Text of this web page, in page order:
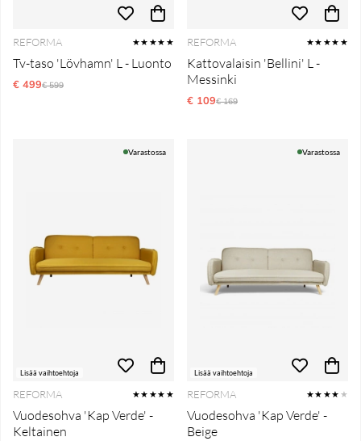
REFORMA ★★★★★
Tv-taso 'Lövhamn' L - Luonto
€ 499Normaali hinta
€ 599
REFORMA ★★★★★
Kattovalaisin 'Bellini' L -
Messinki
€ 109Normaali hinta
€ 169
Lisää vaihtoehtoja
Varastossa
REFORMA ★★★★★
Vuodesohva 'Kap Verde' -
Keltainen
Lisää vaihtoehtoja
Varastossa
REFORMA ★★★★ ★
Vuodesohva 'Kap Verde' -
Beige